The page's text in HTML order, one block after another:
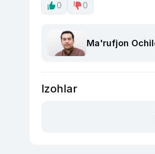
0 0
Ma'rufjon
Izohlar